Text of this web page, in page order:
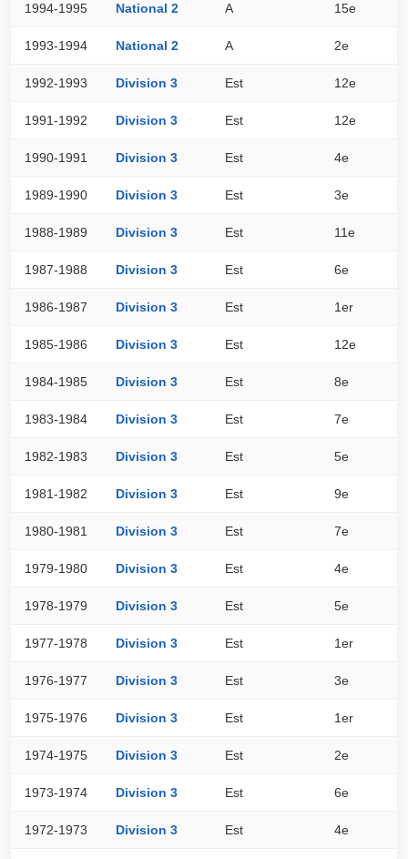
1994-1995 National 2 A 15e
1993-1994 National 2 A 2e
1992-1993 Division 3 Est 12e
1991-1992 Division 3 Est 12e
1990-1991 Division 3 Est 4e
1989-1990 Division 3 Est 3e
1988-1989 Division 3 Est 11e
1987-1988 Division 3 Est 6e
1986-1987 Division 3 Est 1er
1985-1986 Division 3 Est 12e
1984-1985 Division 3 Est 8e
1983-1984 Division 3 Est 7e
1982-1983 Division 3 Est 5e
1981-1982 Division 3 Est 9e
1980-1981 Division 3 Est 7e
1979-1980 Division 3 Est 4e
1978-1979 Division 3 Est 5e
1977-1978 Division 3 Est 1er
1976-1977 Division 3 Est 3e
1975-1976 Division 3 Est 1er
1974-1975 Division 3 Est 2e
1973-1974 Division 3 Est 6e
1972-1973 Division 3 Est 4e